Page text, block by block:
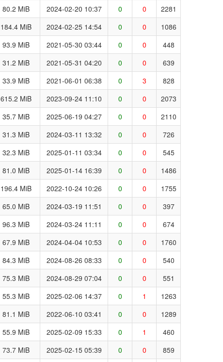
80.2 MiB 2024-02-20 10:37 0 0
2281
184.4 MiB 2024-02-25 14:54 0 0
1086
93.9 MiB 2021-05-30 03:44 0 0
448
31.2 MiB 2021-05-31 04:20 0 0
639
33.9 MiB 2021-06-01 06:38 0 3
828
615.2 MiB 2023-09-24 11:10 0 0
2073
35.7 MiB 2025-06-19 04:27 0 0
2110
31.3 MiB 2024-03-11 13:32 0 0
726
32.3 MiB 2025-01-11 03:34 0 0
545
81.0 MiB 2025-01-14 16:39 0 0
1486
196.4 MiB 2022-10-24 10:26 0 0
1755
65.0 MiB 2024-03-19 11:51 0 0
397
96.3 MiB 2024-03-24 11:11 0 0
674
67.9 MiB 2024-04-04 10:53 0 0
1760
84.3 MiB 2024-08-26 08:33 0 0
540
75.3 MiB 2024-08-29 07:04 0 0
551
55.3 MiB 2025-02-06 14:37 0 1
1263
81.1 MiB 2022-06-10 03:41 0 0
1289
55.9 MiB 2025-02-09 15:33 0 1
460
73.7 MiB 2025-02-15 05:39 0 0
859